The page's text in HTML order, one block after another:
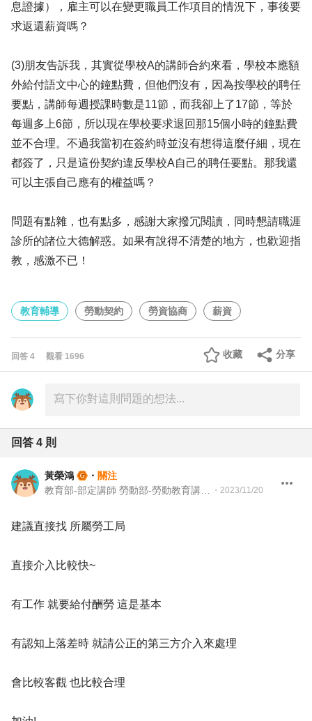
息證據），雇主可以在變更職員工作項目的情況下，事後要
求返還薪資嗎？
(3)朋友告訴我，其實從學校A的講師合約來看，學校本應額
外給付語文中心的鐘點費，但他們沒有，因為按學校的聘任
要點，講師每週授課時數是11節，而我卻上了17節，等於
每週多上6節，所以現在學校要求退回那15個小時的鐘點費
並不合理。不過我當初在簽約時並沒有想得這麼仔細，現在
都簽了，只是這份契約違反學校A自己的聘任要點。那我還
可以主張自己應有的權益嗎？
問題有點雜，也有點多，感謝大家撥冗閱讀，同時懇請職涯
診所的諸位大德解惑。如果有說得不清楚的地方，也歡迎指
教，感激不已！
教育輔導 勞動契約 勞資協商 薪資
回答 4 觀看 1696 分享
收藏
回答 4 則
黃榮鴻 ・ 關注
・ 2023/11/20
建議直接找 所屬勞工局
直接介入比較快~
有工作 就要給付酬勞 這是基本
有認知上落差時 就請公正的第三方介入來處理
會比較客觀 也比較合理